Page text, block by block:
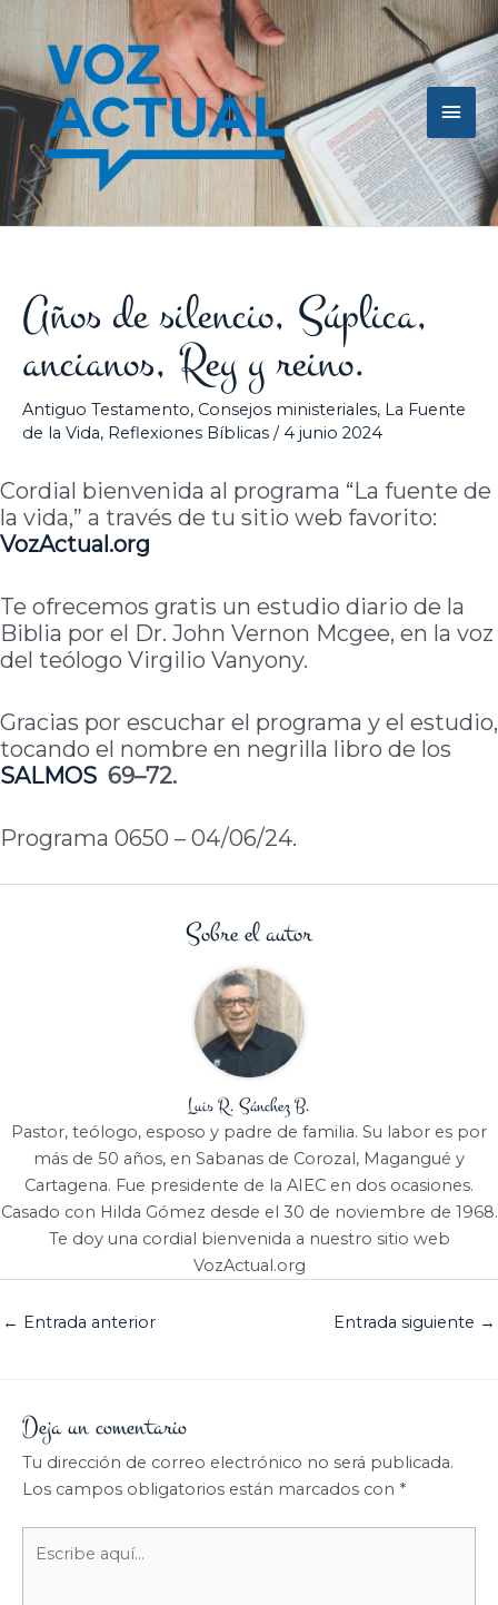
contenido
Años de silencio, Súplica,
ancianos, Rey y reino.
Antiguo Testamento, Consejos ministeriales, La Fuente
de la Vida, Reflexiones Bíblicas / 4 junio 2024
Cordial bienvenida al programa “La fuente de
la vida,” a través de tu sitio web favorito:
VozActual.org
Te ofrecemos gratis un estudio diario de la
Biblia por el Dr. John Vernon Mcgee, en la voz
del teólogo Virgilio Vanyony.
Gracias por escuchar el programa y el estudio,
tocando el nombre en negrilla libro de los
SALMOS 69–72.
Programa 0650 – 04/06/24.
Sobre el autor
Luis R. Sánchez B.
Pastor, teólogo, esposo y padre de familia. Su labor es por
más de 50 años, en Sabanas de Corozal, Magangué y
Cartagena. Fue presidente de la AIEC en dos ocasiones.
Casado con Hilda Gómez desde el 30 de noviembre de 1968.
Te doy una cordial bienvenida a nuestro sitio web
VozActual.org
← Entrada anterior Entrada siguiente →
Deja un comentario
Tu dirección de correo electrónico no será publicada.
Los campos obligatorios están marcados con *
aquí...